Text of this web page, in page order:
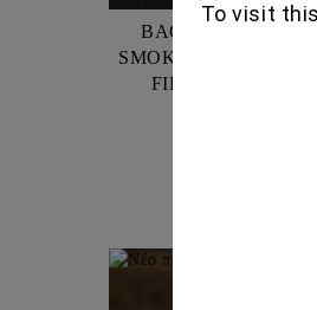
BACON WINED
SMOKED SLICED
FILIMON GEUSEIS
To visit